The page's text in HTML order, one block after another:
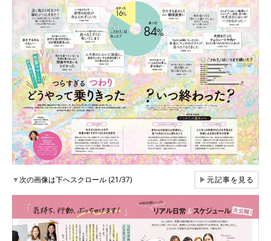
▼次の画像は下へスクロール (21/37) ▶元記事を見る